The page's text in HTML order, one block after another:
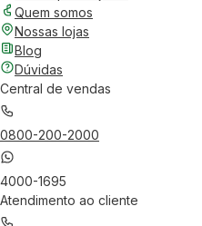
Quem somos
Nossas lojas
Blog
Dúvidas
Central de vendas
0800-200-2000
4000-1695
Atendimento ao cliente